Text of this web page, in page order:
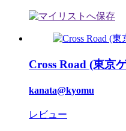
Cross Road (東京
kanata@kyomu
レビュー